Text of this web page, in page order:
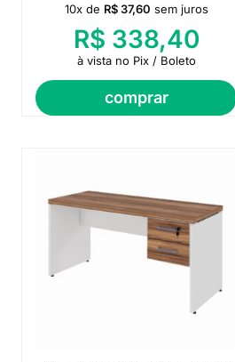
comprar
10x de R$37,60 sem juros
R$ 338,40
à vista no Pix / Boleto